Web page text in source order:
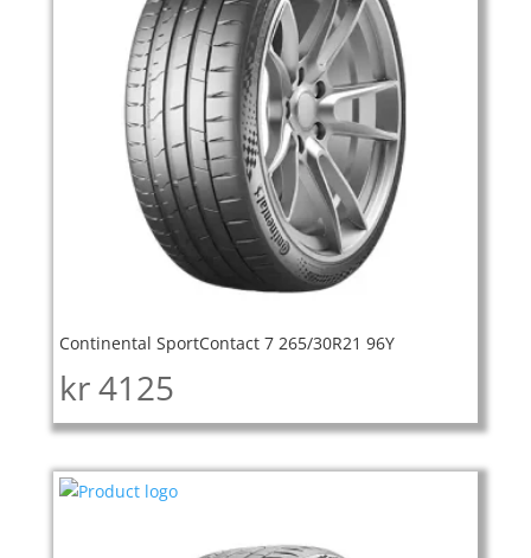
Continental SportContact 7 265/30R21 96Y
kr4125